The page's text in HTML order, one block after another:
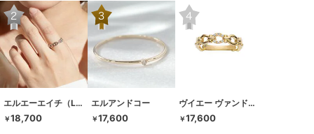
エルエーエイチ（LAH）
￥18,700
エルアンドコー
￥17,600
ヴイエー ヴァンドーム青山
￥17,600